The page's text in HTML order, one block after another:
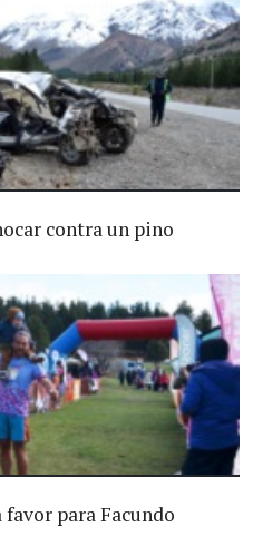
contra un pino
para Facundo